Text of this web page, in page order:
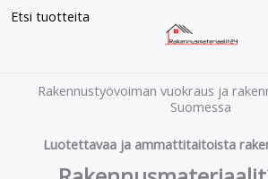
Etsi tuotteita
Siirry
Rakennustyövoiman vuokraus ja
Suomessa
Luotettavaa ja ammattitaitoista